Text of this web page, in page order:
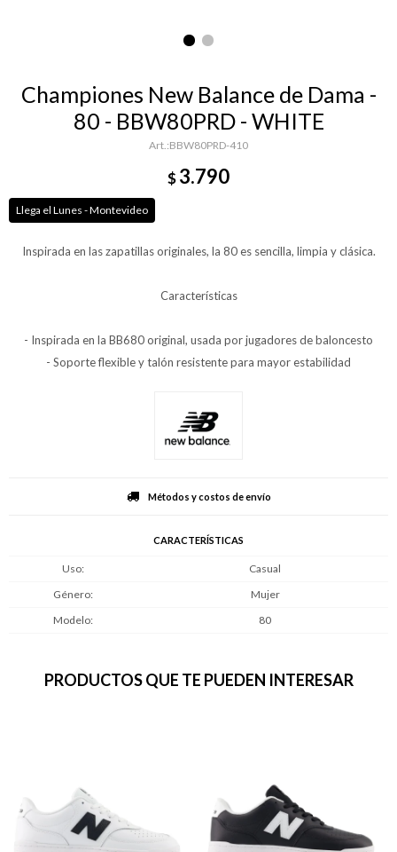
Championes New Balance de Dama -
80 - BBW80PRD - WHITE
BBW80PRD-410
$3.790
Llega el Lunes - Montevideo
Inspirada en las zapatillas originales, la 80 es sencilla, limpia y clásica.
Características
- Inspirada en la BB680 original, usada por jugadores de baloncesto
- Soporte flexible y talón resistente para mayor estabilidad
Métodos y costos de envío
CARACTERÍSTICAS
Uso
Casual
Género
Mujer
Modelo
80
PRODUCTOS QUE TE PUEDEN INTERESAR